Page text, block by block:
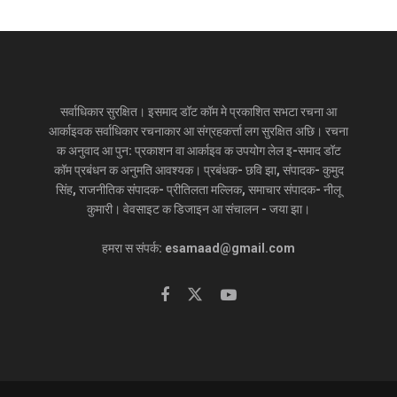
सर्वाधिकार सुरक्षित। इसमाद डॉट कॉम मे प्रकाशित सभटा रचना आ
आर्काइवक सर्वाधिकार रचनाकार आ संग्रहकर्त्ता लग सुरक्षित अछि। रचना
क अनुवाद आ पुन: प्रकाशन वा आर्काइव क उपयोग लेल इ-समाद डॉट
कॉम प्रबंधन क अनुमति आवश्यक। प्रबंधक- छवि झा, संपादक- कुमुद
सिंह, राजनीतिक संपादक- प्रीतिलता मल्लिक, समाचार संपादक- नीलू
कुमारी। वेवसाइट क डिजाइन आ संचालन - जया झा।
हमरा स संपर्क: esamaad@gmail.com